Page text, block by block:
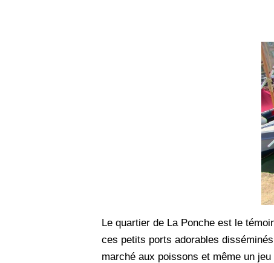
Le quartier de La Ponche est le
ces petits ports adorables
marché aux poissons et même un